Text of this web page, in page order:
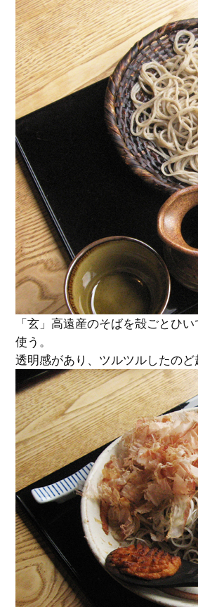
「玄」高遠産のそばを殻ごとひ
使う。
透明感があり、ツルツルしたのど